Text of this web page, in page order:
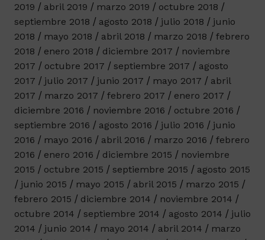
2019
abril 2019 marzo 2019
octubre 2018
septiembre 2018
agosto 2018 julio 2018
junio
2018
mayo 2018 abril 2018 marzo 2018
febrero
2018
enero 2018 diciembre 2017
noviembre
2017
octubre 2017 septiembre 2017
agosto
2017
julio 2017 junio 2017 mayo 2017
abril
2017
marzo 2017 febrero 2017
enero 2017
diciembre 2016
noviembre 2016
octubre 2016
septiembre 2016
agosto 2016 julio 2016
junio
2016
mayo 2016 abril 2016 marzo 2016
febrero
2016
enero 2016 diciembre 2015
noviembre
2015
octubre 2015 septiembre 2015
agosto 2015
junio 2015
mayo 2015 abril 2015
marzo 2015
febrero 2015
diciembre 2014
noviembre 2014
octubre 2014
septiembre 2014 agosto 2014
julio
2014
junio 2014 mayo 2014 abril 2014
marzo